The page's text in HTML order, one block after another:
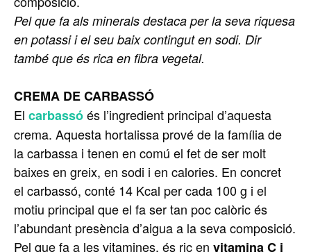
Pel que fa als minerals destaca per la seva riquesa
en potassi i el seu baix contingut en sodi. Dir
també que és rica en fibra vegetal.
CREMA DECARBASSÓ
El carbassóés l’ingredient principal d’aquesta
crema. Aquesta hortalissa prové de la família de
lacarbassa i tenen en comú el fet de ser molt
baixes en greix, en sodi i en calories. En concret
el carbassó, conté 14 Kcal per cada 100 g i el
motiu principal que el fa ser tan poc calòric és
l’abundant presència d’aigua a la seva composició.
Pel que fa a les vitamines, és ric en vitamina C i